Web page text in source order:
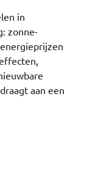
in
zonne-
aan een